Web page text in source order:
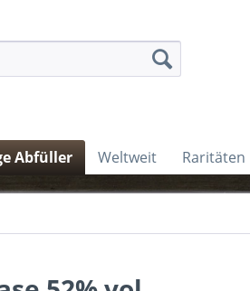
Abfüller Weltweit Raritäten